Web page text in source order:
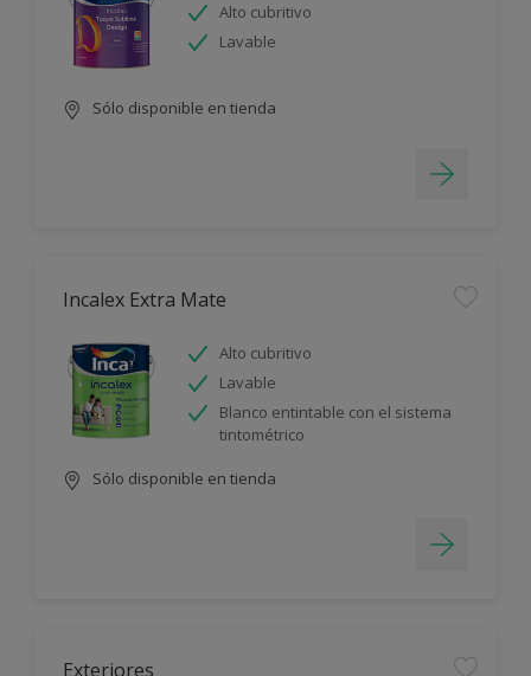
Alto cubritivo
Lavable
Sólo disponible en tienda
Incalex Extra Mate
Alto cubritivo
Lavable
Blanco entintable con el sistema
tintométrico
Sólo disponible en tienda
Exteriores